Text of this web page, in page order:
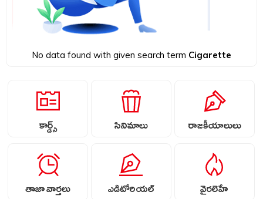
No data found with given search term Cigarette
కార్డ్స్ సినిమాలు రాజకీయాలులు
తాజా వార్తలు ఎడిటోరియల్ వైరలెహే